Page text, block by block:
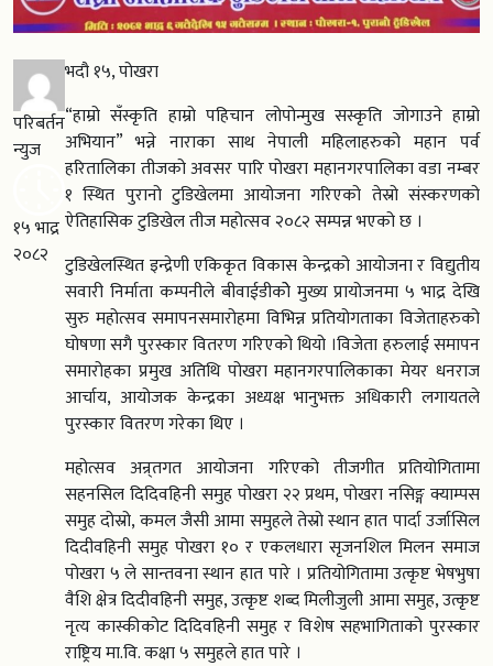
परिबर्तन
न्युज
१५ भाद्र
२०८२
भदौ १५, पोखरा
“हाम्रो सँस्कृति हाम्रो पहिचान लोपोन्मुख सस्कृति जोगाउने हाम्रो
अभियान” भन्ने नाराका साथ नेपाली महिलाहरुको महान पर्व
हरितालिका तीजको अवसर पारि पोखरा महानगरपालिका वडा नम्बर
१ स्थित पुरानो टुडिखेलमा आयोजना गरिएको तेस्रो संस्करणको
ऐतिहासिक टुडिखेल तीज महोत्सव २०८२ सम्पन्न भएको छ ।
टुडिखेलस्थित इन्द्रेणी एकिकृत विकास केन्द्रको आयोजना र विद्युतीय
सवारी निर्माता कम्पनीले बीवाईडीकोे मुख्य प्रायोजनमा ५ भाद्र देखि
सुरु महोत्सव समापनसमारोहमा विभिन्न प्रतियोगताका विजेताहरुको
घोषणा सगै पुरस्कार वितरण गरिएको थियो ।विजेता हरुलाई समापन
समारोहका प्रमुख अतिथि पोखरा महानगरपालिकाका मेयर धनराज
आर्चाय, आयोजक केन्द्रका अध्यक्ष भानुभक्त अधिकारी लगायतले
पुरस्कार वितरण गरेका थिए ।
महोत्सव अन्र्तगत आयोजना गरिएको तीजगीत प्रतियोगितामा
सहनसिल दिदिवहिनी समुह पोखरा २२ प्रथम, पोखरा नसिङ्ग क्याम्पस
समुह दोस्रो, कमल जैसी आमा समुहले तेस्रो स्थान हात पार्दा उर्जासिल
दिदीवहिनी समुह पोखरा १० र एकलधारा सृजनशिल मिलन समाज
पोखरा ५ ले सान्तवना स्थान हात पारे । प्रतियोगितामा उत्कृष्ट भेषभुषा
वैशि क्षेत्र दिदीवहिनी समुह, उत्कृष्ट शब्द मिलीजुली आमा समुह, उत्कृष्ट
नृत्य कास्कीकोट दिदिवहिनी समुह र विशेष सहभागिताको पुरस्कार
राष्ट्रिय मा.वि. कक्षा ५ समुहले हात पारे ।